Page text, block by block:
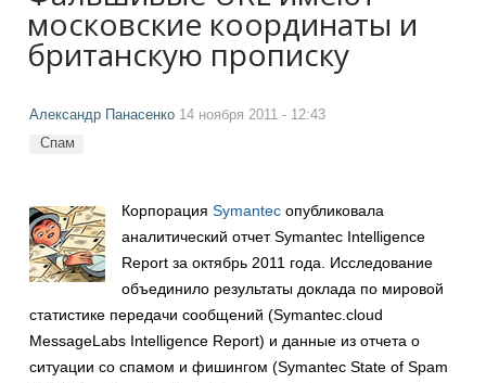
московские координаты и
британскую прописку
Александр Панасенко 14 ноября 2011 - 12:43
Спам
Корпорация Symantec опубликовала
аналитический отчет Symantec Intelligence
Report за октябрь 2011 года. Исследование
объединило результаты доклада по мировой
статистике передачи сообщений (Symantec.cloud
MessageLabs Intelligence Report) и данные из отчета о
ситуации со спамом и фишингом (Symantec State of Spam